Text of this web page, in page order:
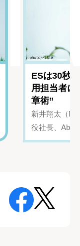
ESは30秒
用担当者に
章術”
新井翔太（
役社長、